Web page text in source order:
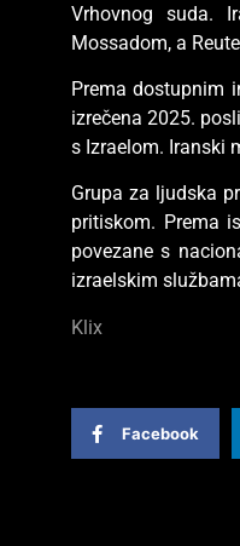
Vrhovnog suda.
Mossadom, a
Prema dostupnim
izrečena 2025.
s Izraelom. Iranski
Grupa za ljudska
pritiskom. Prema
povezane s
izraelskim
Klix
Facebook